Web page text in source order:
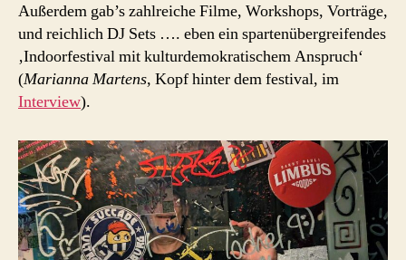
Außerdem gab’s zahlreiche Filme, Workshops, Vorträge,
und reichlich DJ Sets …. eben ein spartenübergreifendes
‚Indoorfestival mit kulturdemokratischem Anspruch‘
(Marianna Martens, Kopf hinter dem festival, im
Interview).